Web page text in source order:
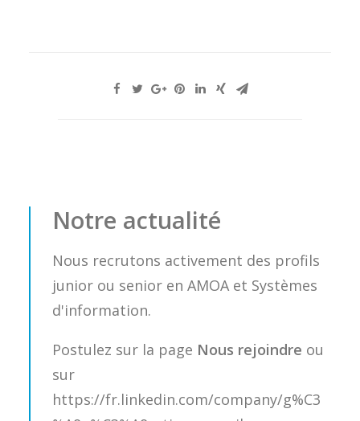
Notre actualité
Nous recrutons activement des profils
junior ou senior en AMOA et Systèmes
d'information.
Postulez sur la page Nous rejoindre ou
sur
https://fr.linkedin.com/company/g%C3